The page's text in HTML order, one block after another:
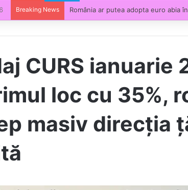
Breaking News România, printre liderii UE la
CURS ianuarie
loc cu 35%,
masiv direcția